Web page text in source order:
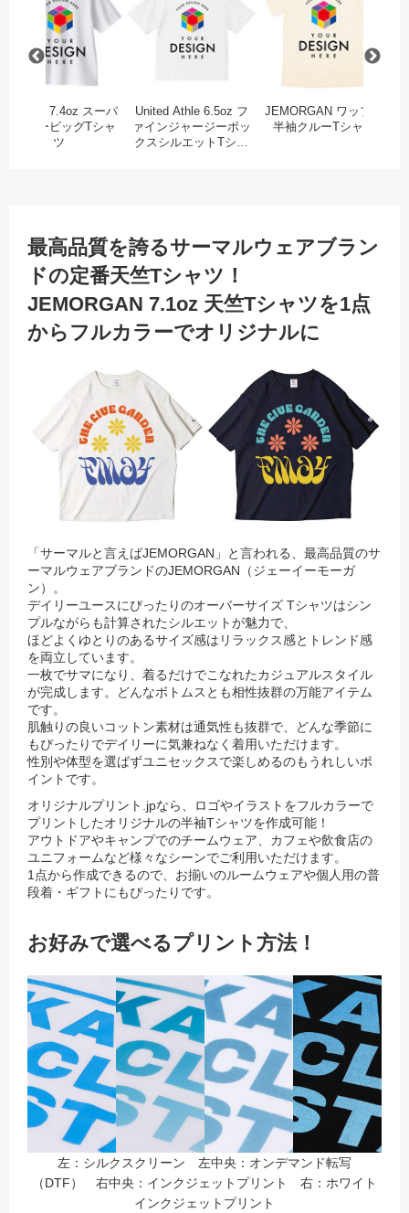
Printstar 7.4oz スーパ
ーヘビービッグTシャ
ツ
United Athle 6.5oz フ
ァインジャージーボッ
クスシルエットTシャ
JEMORGAN ワッフル
半袖クルーTシャツ
最高品質を誇るサーマルウェアブラン
ドの定番天竺Tシャツ！
JEMORGAN 7.1oz 天竺Tシャツを1点
からフルカラーでオリジナルに
「サーマルと言えばJEMORGAN」と言われる、最高品質のサ
ーマルウェアブランドのJEMORGAN（ジェーイーモーガ
ン）。
デイリーユースにぴったりのオーバーサイズ Tシャツはシン
プルながらも計算されたシルエットが魅力で、
ほどよくゆとりのあるサイズ感はリラックス感とトレンド感
を両立しています。
一枚でサマになり、着るだけでこなれたカジュアルスタイル
が完成します。どんなボトムスとも相性抜群の万能アイテム
です。
肌触りの良いコットン素材は通気性も抜群で、どんな季節に
もぴったりでデイリーに気兼ねなく着用いただけます。
性別や体型を選ばずユニセックスで楽しめるのもうれしいポ
イントです。
オリジナルプリント.jpなら、ロゴやイラストをフルカラーで
プリントしたオリジナルの半袖Tシャツを作成可能！
アウトドアやキャンプでのチームウェア、カフェや飲食店の
ユニフォームなど様々なシーンでご利用いただけます。
1点から作成できるので、お揃いのルームウェアや個人用の普
段着・ギフトにもぴったりです。
お好みで選べるプリント方法！
左：シルクスクリーン 左中央：オンデマンド転写
（DTF） 右中央：インクジェットプリント 右：ホワイト
インクジェットプリント